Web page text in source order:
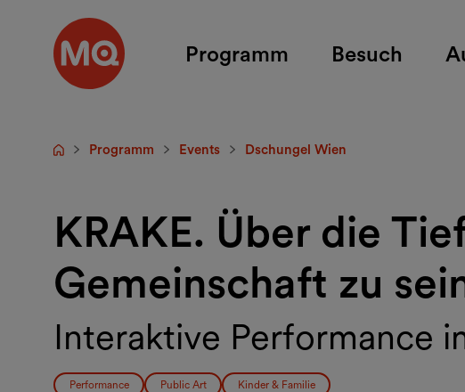
Programm Besuch
StartseiteProgramm Events Dschungel Wien
KRAKE. Über die
Gemeinschaft zu
Interaktive Performance
Performance Public Art Kinder & Familie